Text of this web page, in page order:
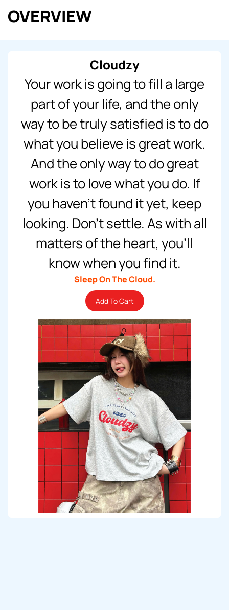
OVERVIEW
Cloudzy
Your work is going to fill a large
part of your life, and the only
way to be truly satisfied is to do
what you believe is great work.
And the only way to do great
work is to love what you do. If
you haven’t found it yet, keep
looking. Don’t settle. As with all
matters of the heart, you’ll
know when you find it.
Sleep On The Cloud.
Add To Cart